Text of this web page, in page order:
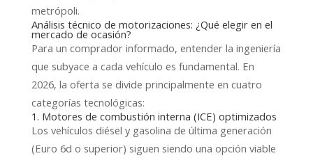
metrópoli.
Análisis técnico de motorizaciones: ¿Qué elegir en el
mercado de ocasión?
Para un comprador informado, entender la ingeniería
que subyace a cada vehículo es fundamental. En
2026, la oferta se divide principalmente en cuatro
categorías tecnológicas:
1. Motores de combustión interna (ICE) optimizados
Los vehículos diésel y gasolina de última generación
(Euro 6d o superior) siguen siendo una opción viable